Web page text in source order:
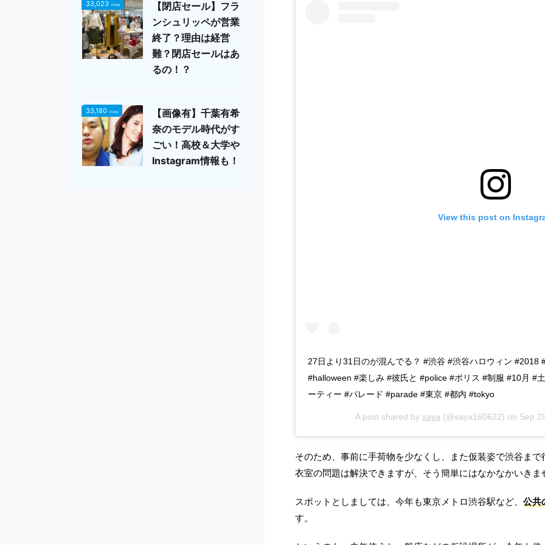
View this post on
27日より31日のが混んでる？ #渋谷 #渋谷ハロウィン #2018
#halloween #楽しみ #彼氏と #police #ポリス #制服 #10月 #
ーティー #パレード #parade #東京 #都内 #tokyo
A post shared by saya(@saya160622) on Sep
そのため、事前に手荷物を少なくし、また仮装姿で渋谷ま
衣室の問題は解決できますが、そう簡単にはなかなかいきま
スポットとしましては、今年も東京メトロ渋谷駅など、 公共
す。
33,023 view
【閉店セール】フラ
ンシュリッペが営業
終了？理由は経営
難？閉店セールはあ
るの！？
33,180 view
【画像有】千葉有希
奈のモデル時代がす
ごい！高校＆大学や
Instagram情報も！